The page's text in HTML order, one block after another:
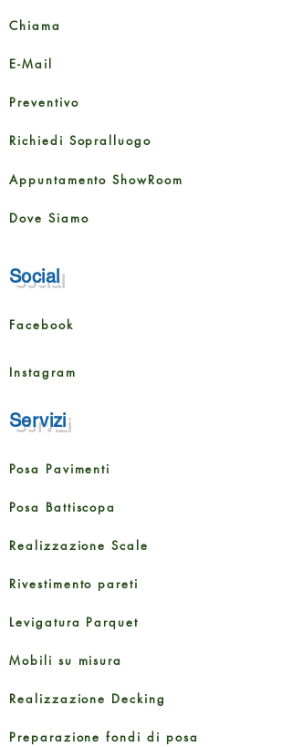
Chiama
E-Mail
Preventivo
Richiedi Sopralluogo
Appuntamento ShowRoom
Dove Siamo
Social
Facebook
Instagram
Servizi
Posa Pavimenti
Posa Battiscopa
Realizzazione Scale
Rivestimento pareti
Levigatura Parquet
Mobili su misura
Realizzazione Decking
Preparazione fondi di posa